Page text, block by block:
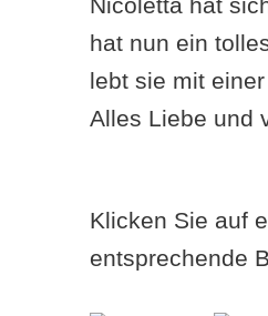
hat nun ein
lebt sie mit
Alles Liebe und
Klicken Sie auf
entsprechende